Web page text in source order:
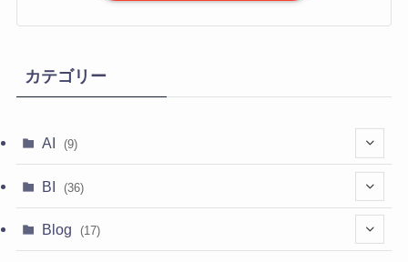
カテゴリー
AI (9)
BI (36)
(35)
Blog (17)